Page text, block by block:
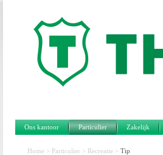
Ons kantoor Particulier Zakelijk
Home > Particulier > Recreatie > Tip